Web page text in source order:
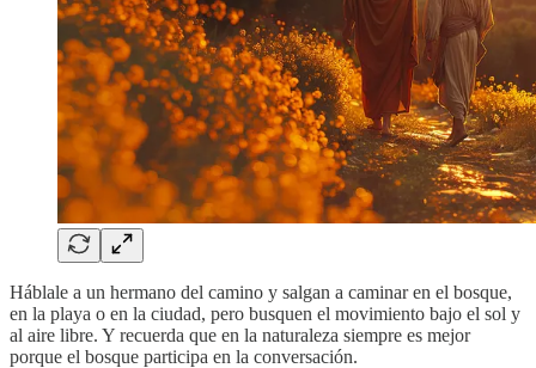
Háblale a un hermano del camino y salgan a caminar en el bosque,
en la playa o en la ciudad, pero busquen el movimiento bajo el sol y
al aire libre. Y recuerda que en la naturaleza siempre es mejor
porque el bosque participa en la conversación.